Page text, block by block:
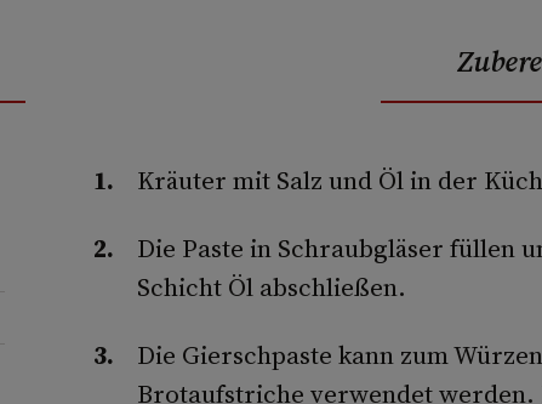
Kräuter mit Salz und Öl in der
Die Paste in Schraubgläser füllen
Schicht Öl abschließen.
Die Gierschpaste kann zum
Brotaufstriche verwendet